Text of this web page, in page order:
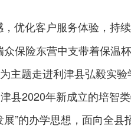
优化客户服务体验，持
保险东营中支带着保温
主题走进利津县弘毅实
县2020年新成立的培智
”的办学思想，面向全